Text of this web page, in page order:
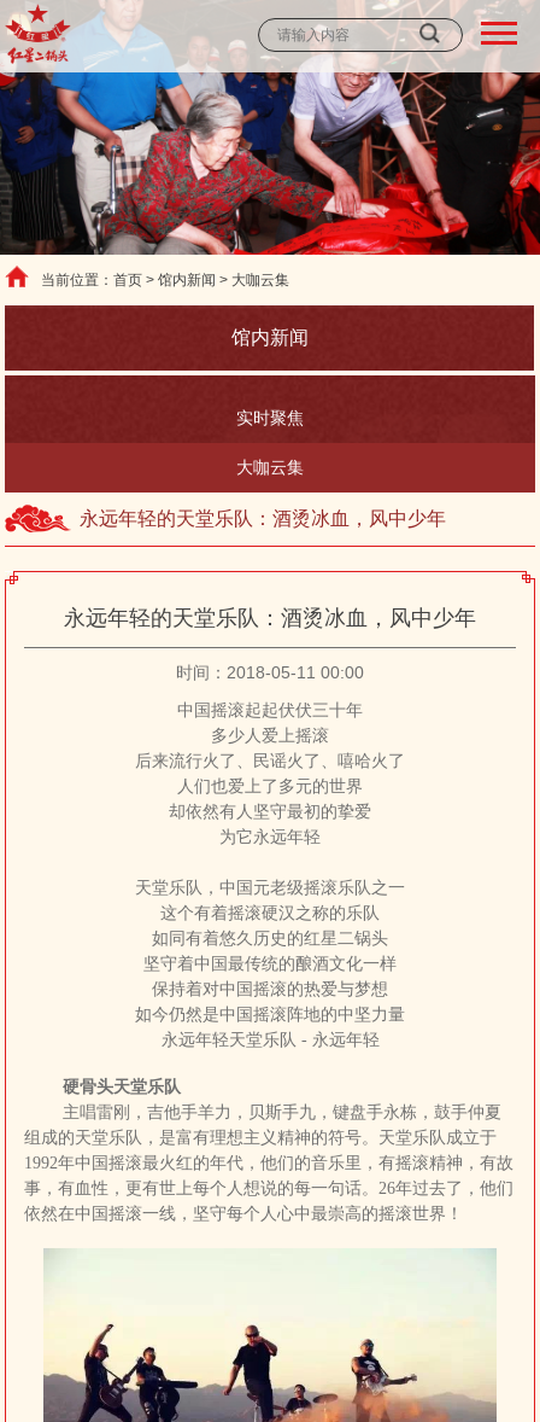
当前位置：首页 > 馆内新闻 > 大咖云集
馆内新闻
实时聚焦
大咖云集
永远年轻的天堂乐队：酒烫冰血，风中少年
永远年轻的天堂乐队：酒烫冰血，风中少年
时间：2018-05-11 00:00
中国摇滚起起伏伏三十年
多少人爱上摇滚
后来流行火了、民谣火了、嘻哈火了
人们也爱上了多元的世界
却依然有人坚守最初的挚爱
为它永远年轻
天堂乐队，中国元老级摇滚乐队之一
这个有着摇滚硬汉之称的乐队
如同有着悠久历史的红星二锅头
坚守着中国最传统的酿酒文化一样
保持着对中国摇滚的热爱与梦想
如今仍然是中国摇滚阵地的中坚力量
永远年轻天堂乐队 - 永远年轻
硬骨头天堂乐队
主唱雷刚，吉他手羊力，贝斯手九，键盘手永栋，鼓手仲夏
组成的天堂乐队，是富有理想主义精神的符号。天堂乐队成立于
1992年中国摇滚最火红的年代，他们的音乐里，有摇滚精神，有故
事，有血性，更有世上每个人想说的每一句话。26年过去了，他们
依然在中国摇滚一线，坚守每个人心中最崇高的摇滚世界！